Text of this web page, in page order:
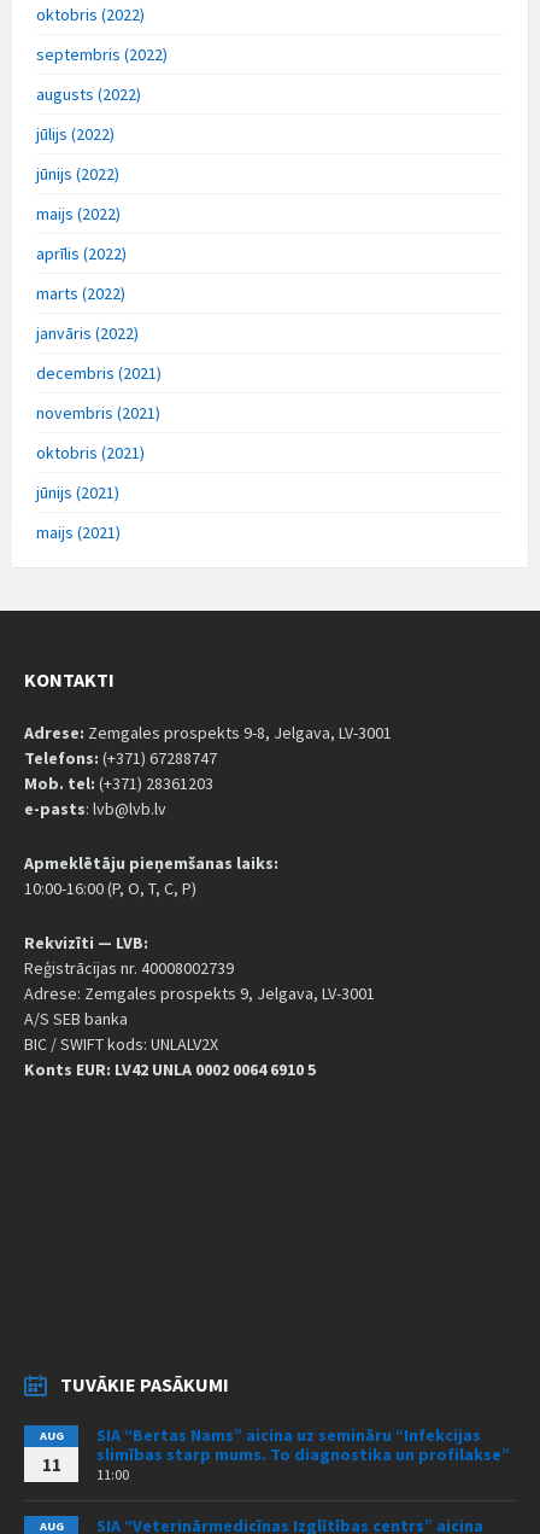
oktobris (2022)
septembris (2022)
augusts (2022)
jūlijs (2022)
jūnijs (2022)
maijs (2022)
aprīlis (2022)
marts (2022)
janvāris (2022)
decembris (2021)
novembris (2021)
oktobris (2021)
jūnijs (2021)
maijs (2021)
KONTAKTI
Adrese: Zemgales prospekts 9-8, Jelgava, LV-3001
Telefons: (+371) 67288747
Mob. tel: (+371) 28361203
e-pasts: lvb@lvb.lv
Apmeklētāju pieņemšanas laiks:
10:00-16:00 (P, O, T, C, P)
Rekvizīti — LVB:
Reģistrācijas nr. 40008002739
Adrese: Zemgales prospekts 9, Jelgava, LV-3001
A/S SEB banka
BIC / SWIFT kods: UNLALV2X
Konts EUR: LV42 UNLA 0002 0064 6910 5
TUVĀKIE PASĀKUMI
AUG
11
SIA “Bertas Nams” aicina uz semināru “Infekcijas
slimības starp mums. To diagnostika un profilakse”
11:00
AUG
SIA “Veterinārmedicīnas Izglītības centrs” aicina